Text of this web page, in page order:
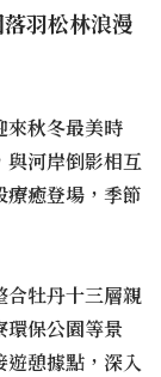
羽松林浪漫
來秋冬最美時
河岸倒影相互
癒登場，季節
合牡丹十三層親
環保公園等景
憩據點，深入